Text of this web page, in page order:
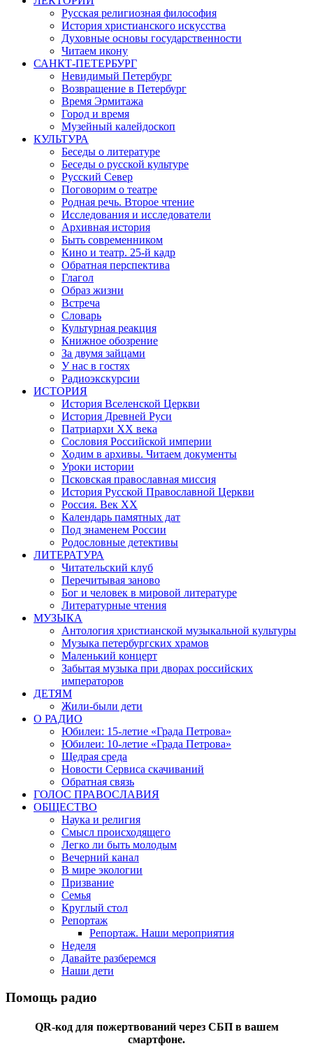
Русская религиозная философия
История христианского искусства
Духовные основы государственности
Читаем икону
САНКТ-ПЕТЕРБУРГ
Невидимый Петербург
Возвращение в Петербург
Время Эрмитажа
Город и время
Музейный калейдоскоп
КУЛЬТУРА
Беседы о литературе
Беседы о русской культуре
Русский Север
Поговорим о театре
Родная речь. Второе чтение
Исследования и исследователи
Архивная история
Быть современником
Кино и театр. 25-й кадр
Обратная перспектива
Глагол
Образ жизни
Встреча
Словарь
Культурная реакция
Книжное обозрение
За двумя зайцами
У нас в гостях
Радиоэкскурсии
ИСТОРИЯ
История Вселенской Церкви
История Древней Руси
Патриархи XX века
Сословия Российской империи
Ходим в архивы. Читаем документы
Уроки истории
Псковская православная миссия
История Русской Православной Церкви
Россия. Век ХХ
Календарь памятных дат
Под знаменем России
Родословные детективы
ЛИТЕРАТУРА
Читательский клуб
Перечитывая заново
Бог и человек в мировой литературе
Литературные чтения
МУЗЫКА
Антология христианской музыкальной культуры
Музыка петербургских храмов
Маленький концерт
Забытая музыка при дворах российских
императоров
ДЕТЯМ
Жили-были дети
О РАДИО
Юбилеи: 15-летие «Града Петрова»
Юбилеи: 10-летие «Града Петрова»
Щедрая среда
Новости Сервиса скачиваний
Обратная связь
ГОЛОС ПРАВОСЛАВИЯ
ОБЩЕСТВО
Наука и религия
Смысл происходящего
Легко ли быть молодым
Вечерний канал
В мире экологии
Призвание
Семья
Круглый стол
Репортаж
Репортаж. Наши мероприятия
Неделя
Давайте разберемся
Наши дети
Помощь радио
QR-код для пожертвований через СБП в вашем
смартфоне.